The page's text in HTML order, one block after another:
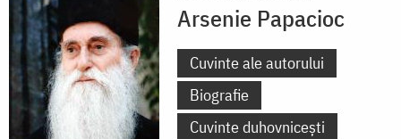
Arsenie Papacioc
Cuvinte ale autorului
Biografie
Cuvinte duhovnicești